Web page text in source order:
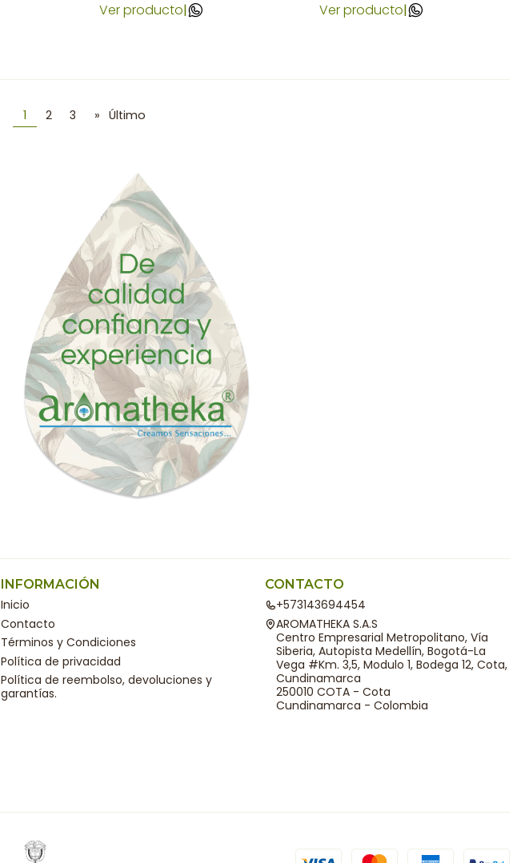
Ver producto|
Ver producto|
1 2 3 » Último
INFORMACIÓN
Inicio
Contacto
Términos y Condiciones
Política de privacidad
Política de reembolso, devoluciones y
garantías.
CONTACTO
+573143694454
AROMATHEKA S.A.S
Centro Empresarial Metropolitano, Vía
Siberia, Autopista Medellín, Bogotá-La
Vega #Km. 3,5, Modulo 1, Bodega 12, Cota,
Cundinamarca
250010 COTA - Cota
Cundinamarca - Colombia